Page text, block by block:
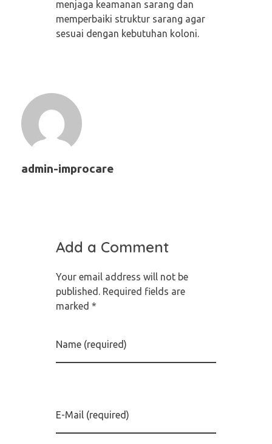
menjaga keamanan sarang dan
memperbaiki struktur sarang agar
sesuai dengan kebutuhan koloni.
admin-improcare
Add a Comment
Your email address will not be
published. Required fields are
marked *
Name (required)
E-Mail (required)